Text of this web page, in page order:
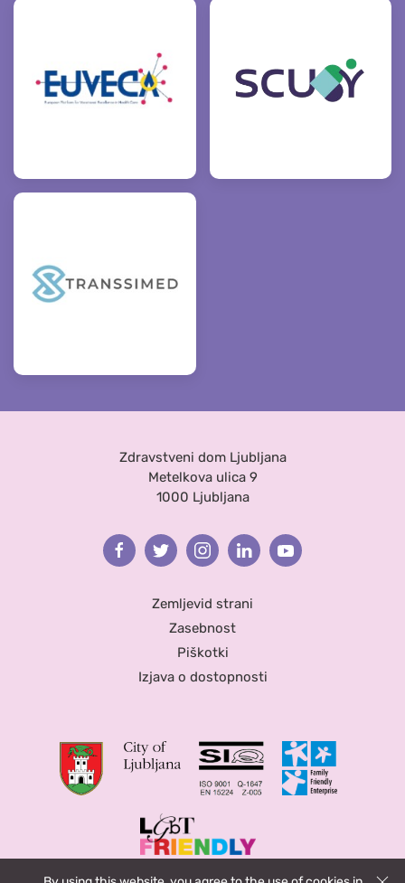
Zdravstveni dom Ljubljana
Metelkova ulica 9
1000 Ljubljana
FacebookTwitterInstagramLinkedinYoutube
Zemljevid strani
Zasebnost
Piškotki
Izjava o dostopnosti